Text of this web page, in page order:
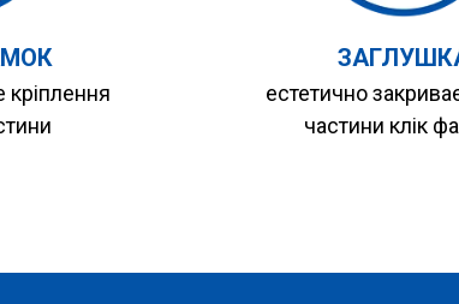
кріплення
естетично
частини клік